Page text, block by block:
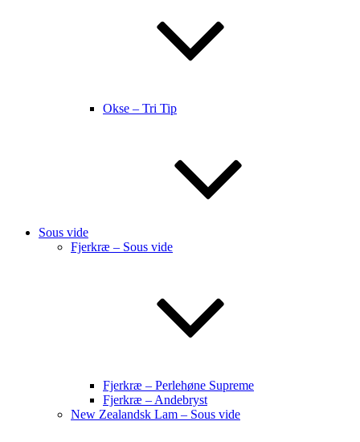
Okse – Tri Tip
Sous vide
Fjerkræ – Sous vide
Fjerkræ – Perlehøne Supreme
Fjerkræ – Andebryst
New Zealandsk Lam – Sous vide